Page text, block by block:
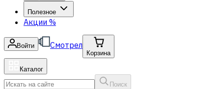
Полезное
Акции %
Войти Смотрел
Корзина
Каталог
Поиск